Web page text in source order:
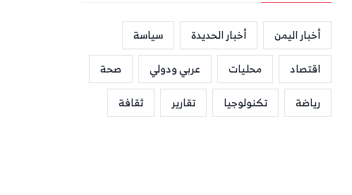
أخبار اليمن أخبار الحديدة
سياسة
اقتصاد
محليات عربي ودولي
صحة
رياضة
تكنولوجيا تقارير ثقافة